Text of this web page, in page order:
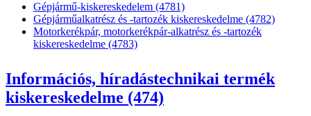
Gépjármű-kiskereskedelem (4781)
Gépjárműalkatrész és -tartozék kiskereskedelme (4782)
Motorkerékpár, motorkerékpár-alkatrész és -tartozék
kiskereskedelme (4783)
Információs, híradástechnikai termék
kiskereskedelme (474)